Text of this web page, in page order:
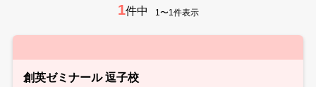
1件中 1〜1件表示
創英ゼミナール 逗子校